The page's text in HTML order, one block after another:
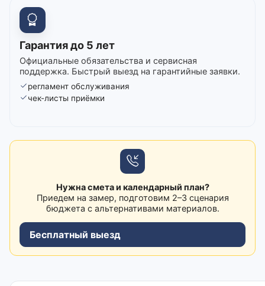
Гарантия до 5 лет
Официальные обязательства и сервисная
поддержка. Быстрый выезд на гарантийные заявки.
регламент обслуживания
чек-листы приёмки
Нужна смета и календарный план?
Приедем на замер, подготовим 2–3 сценария
бюджета с альтернативами материалов.
Бесплатный выезд